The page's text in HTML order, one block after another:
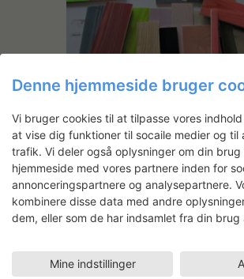
Kakkelbord
På SVK arbejder tekstildesigner
Margrethe Odgaard på at udvikle
en prototype på en moderne
af et kakkelbord. Et kakkelbord
typisk som et lille sofabord, hvis
bordplade består af keramik-
Margrethes idé er, at kaklerne
mere
Denne hjemmeside bruger
Vi bruger cookies til at tilpasse vores
at vise dig funktioner til socaile medier og til
trafik. Vi deler også oplysninger om din brug
hjemmeside med vores partnere inden for
annonceringspartnere og analysepartnere.
kombinere disse data med andre
dem, eller som de har indsamlet fra din brug
Mine indstillinger